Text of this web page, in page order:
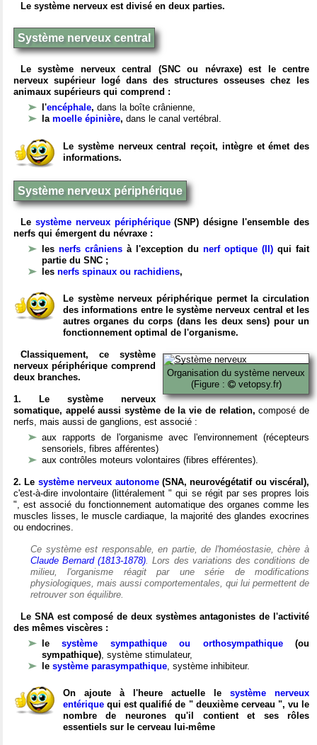
Le système nerveux est divisé en deux parties.
Système nerveux central
Le système nerveux central (SNC ou névraxe) est le centre
nerveux supérieur logé dans des structures osseuses chez les
animaux supérieurs qui comprend :
l'encéphale, dans la boîte crânienne,
la moelle épinière, dans le canal vertébral.
Le système nerveux central reçoit, intègre et émet des
informations.
Système nerveux périphérique
Le système nerveux périphérique(SNP) désigne l'ensemble des
nerfs qui émergent du névraxe :
les nerfs crâniens à l'exception du nerf optique (II) qui fait
partie du SNC ;
les nerfs spinaux ou rachidiens,
Le système nerveux périphérique permet la circulation
des informations entre le système nerveux central et les
autres organes du corps (dans les deux sens) pour un
fonctionnement optimal de l'organisme.
Organisation du système nerveux
(Figure :
vetopsy.fr)
Classiquement, ce système
nerveux périphérique comprend
deux branches.
1. Le système nerveux
somatique, appelé aussi système de la vie de relation, composé de
nerfs, mais aussi de ganglions, est associé :
aux rapports de l'organisme avec l'environnement (récepteurs
sensoriels, fibres afférentes)
aux contrôles moteurs volontaires (fibres efférentes).
2. Le système nerveux autonome(SNA, neurovégétatif ou viscéral),
c'est-à-dire involontaire (littéralement " qui se régit par ses propres lois
", est associé du fonctionnement automatique des organes comme les
muscles lisses, le muscle cardiaque, la majorité des glandes exocrines
ou endocrines.
Ce système est responsable, en partie, de l'homéostasie, chère à
Claude Bernard (1813-1878). Lors des variations des conditions de
milieu, l'organisme réagit par une série de modifications
physiologiques, mais aussi comportementales, qui lui permettent de
retrouver son équilibre.
Le SNA est composé de deux systèmes antagonistes de l'activité
des mêmes viscères :
lesystème sympathique ou orthosympathique(ou
sympathique), système stimulateur,
le système parasympathique, système inhibiteur.
On ajoute à l'heure actuelle le système nerveux
entérique qui est qualifié de " deuxième cerveau ", vu le
nombre de neurones qu'il contient et ses rôles
essentiels sur le cerveau lui-même